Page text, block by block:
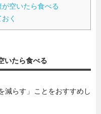
空いたら食べる
く
いたら食べる
らす」ことをおすすめし